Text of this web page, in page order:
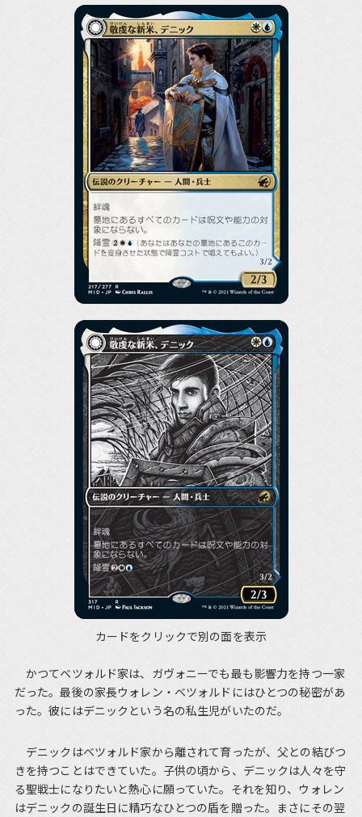
カードをクリックで別の面を表示
かつてベツォルド家は、ガヴォニーでも最も影響力を持つ一家
だった。最後の家長ウォレン・ベツォルドにはひとつの秘密があ
った。彼にはデニックという名の私生児がいたのだ。
デニックはベツォルド家から離されて育ったが、父との結びつ
きを持つことはできていた。子供の頃から、デニックは人々を守
る聖戦士になりたいと熱心に願っていた。それを知り、ウォレン
はデニックの誕生日に精巧なひとつの盾を贈った。まさにその翌